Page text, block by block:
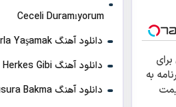
به
Ceceli Duramıyorum
دانلود آهنگ Tarkan Anılarla Yaşamak
دانلود آهنگ Burak Bulut Herkes Gibi
دانلود آهنگ BLOK3 Kusura Bakma